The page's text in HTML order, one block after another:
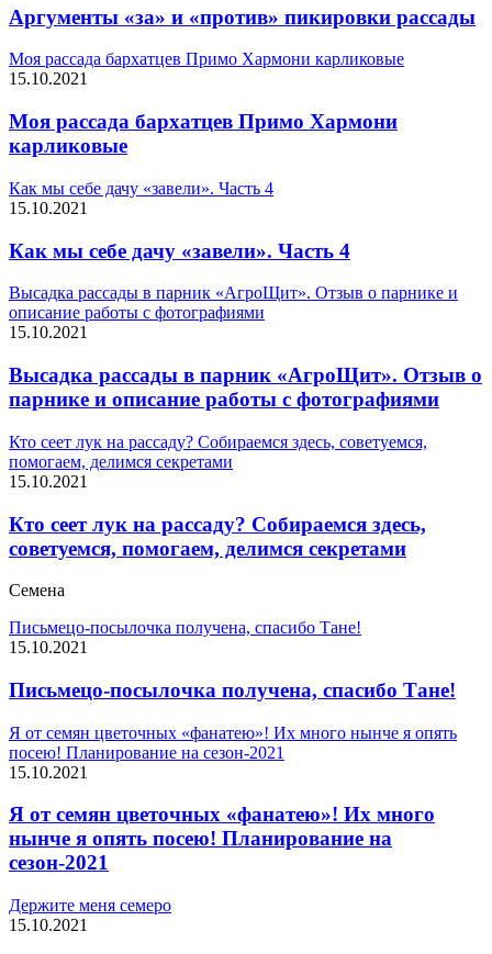
Аргументы «за» и «против» пикировки рассады
Моя рассада бархатцев Примо Хармони карликовые
15.10.2021
Моя рассада бархатцев Примо Хармони
карликовые
Как мы себе дачу «завели». Часть 4
15.10.2021
Как мы себе дачу «завели». Часть 4
Высадка рассады в парник «АгроЩит». Отзыв о парнике и
описание работы с фотографиями
15.10.2021
Высадка рассады в парник «АгроЩит». Отзыв о
парнике и описание работы с фотографиями
Кто сеет лук на рассаду? Собираемся здесь, советуемся,
помогаем, делимся секретами
15.10.2021
Кто сеет лук на рассаду? Собираемся здесь,
советуемся, помогаем, делимся секретами
Семена
Письмецо-посылочка получена, спасибо Тане!
15.10.2021
Письмецо-посылочка получена, спасибо Тане!
Я от семян цветочных «фанатею»! Их много нынче я опять
посею! Планирование на сезон-2021
15.10.2021
Я от семян цветочных «фанатею»! Их много
нынче я опять посею! Планирование на
сезон-2021
Держите меня семеро
15.10.2021